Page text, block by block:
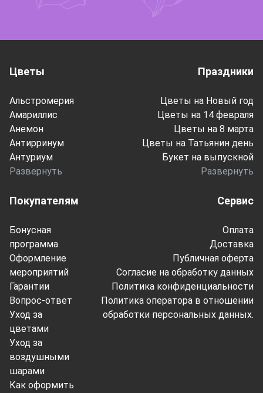
Покупателям
Бонусная
программа
Оформление
мероприятий
Гарантии
Вопрос-ответ
Уход за
цветами
Уход за
воздушными
шарами
Как оформить
Сервис
Оплата
Доставка
Публичная оферта
Согласие на обработку данных
Политика конфиденциальности
Политика оператора в отношении
обработки персональных данных.
Цветы
Альстромерия
Амариллис
Анемон
Антирринум
Антуриум
Развернуть
Праздники
Цветы на Новый год
Цветы на 14 февраля
Цветы на 8 марта
Цветы на Татьянин день
Букет на выпускной
Развернуть